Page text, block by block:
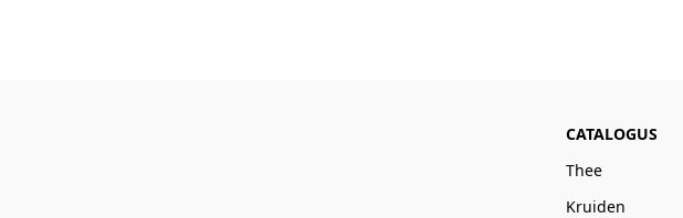
CATALOGUS
Thee
Kruiden